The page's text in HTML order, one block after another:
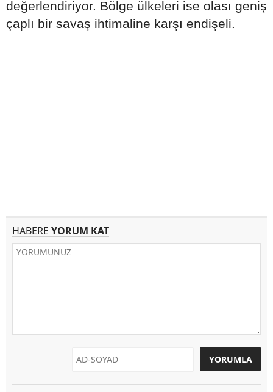
değerlendiriyor. Bölge ülkeleri ise olası geniş
çaplı bir savaş ihtimaline karşı endişeli.
HABERE YORUM KAT